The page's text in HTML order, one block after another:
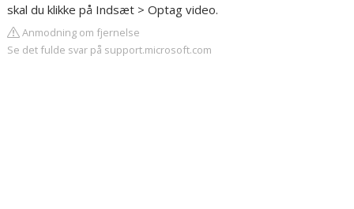
skal du klikke på Indsæt > Optag video.
Anmodning om fjernelse
Se det fulde svar på support.microsoft.com